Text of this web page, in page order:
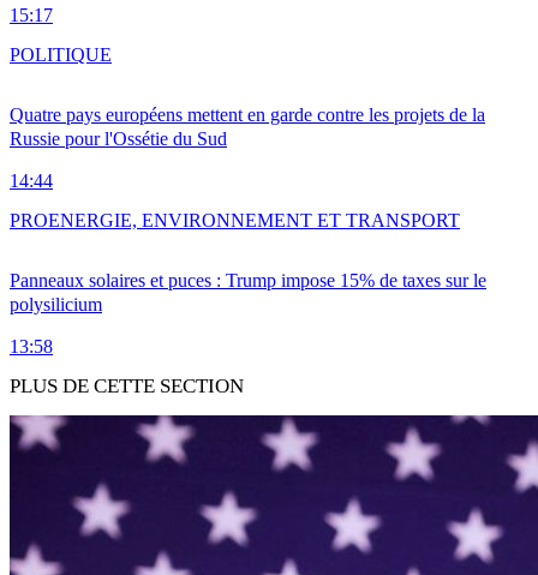
15:17
Quatre pays européens mettent en garde contre les projets de la
Russie pour l'Ossétie du Sud
14:44
POLITIQUE
Panneaux solaires et puces : Trump impose 15% de taxes sur le
polysilicium
13:58
PROENERGIE, ENVIRONNEMENT ET TRANSPORT
PLUS DE CETTE SECTION